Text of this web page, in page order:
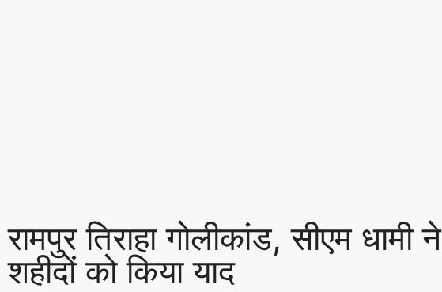
रामपुर तिराहा गोलीकांड, सीएम धामी ने
शहीदों को किया याद